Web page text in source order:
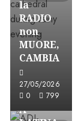
la
RADIO
non
MUORE,
CAMBIA
27/05/2026
0
799
Astorri News
FREE
A